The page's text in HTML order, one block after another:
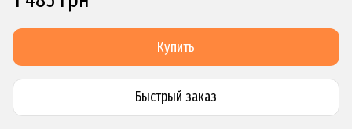
Купить
Быстрый заказ